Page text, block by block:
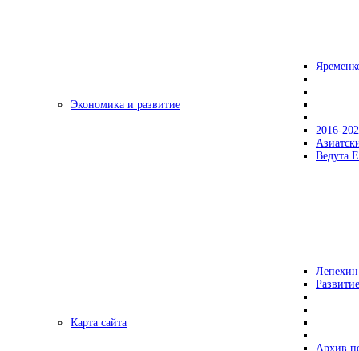
Экономика и развитие
2016-
Ведута
Карта сайта
Архив